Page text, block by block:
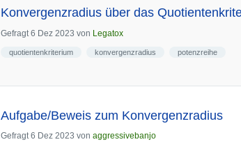
Konvergenzradius über das
Gefragt 6 Dez 2023 von Legatox
quotientenkriterium konvergenzradius potenzreihe
Aufgabe/Beweis zum Konvergenzradius
Gefragt 6 Dez 2023 von aggressivebanjo